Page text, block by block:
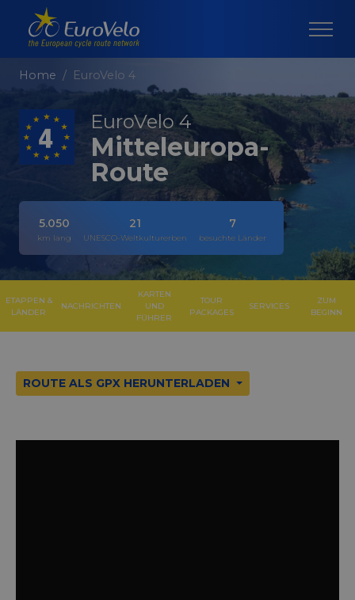
Home EuroVelo 4
EuroVelo 4
Mitteleuropa-
Route
5.050
km lang
21
UNESCO-Weltkulturerben
7
besuchte Länder
ETAPPEN &
LÄNDER
NACHRICHTEN
KARTEN
UND
FÜHRER
TOUR
PACKAGES
SERVICES
ZUM
BEGINN
ROUTE ALS GPX HERUNTERLADEN